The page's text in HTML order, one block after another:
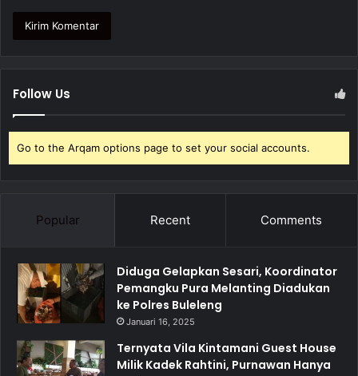
Follow Us
Go to the Arqam options page to set your social accounts.
Popular Recent Comments
Diduga Gelapkan Sesari, Koordinator
Pemangku Pura Melanting Diadukan
ke Polres Buleleng
Januari 16, 2025
Ternyata Vila Kintamani Guest House
Milik Kadek Rahtini, Purnawan Hanya